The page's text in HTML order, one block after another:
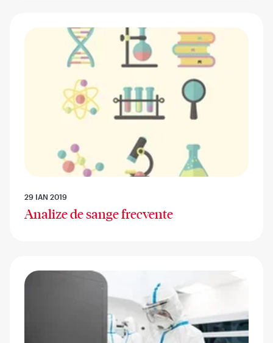
29 IAN 2019
Analize de sange frecvente